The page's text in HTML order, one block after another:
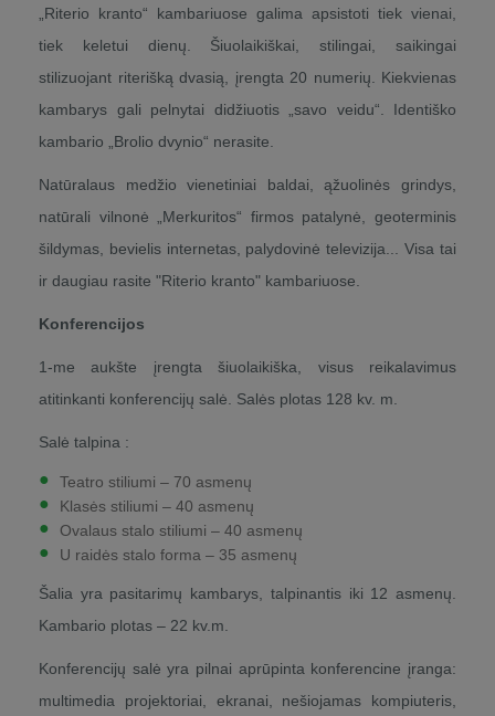
„Riterio kranto“ kambariuose galima apsistoti tiek vienai,
tiek keletui dienų. Šiuolaikiškai, stilingai, saikingai
stilizuojant riterišką dvasią, įrengta 20 numerių. Kiekvienas
kambarys gali pelnytai didžiuotis „savo veidu“. Identiško
kambario „Brolio dvynio“ nerasite.
Natūralaus medžio vienetiniai baldai, ąžuolinės grindys,
natūrali vilnonė „Merkuritos“ firmos patalynė, geoterminis
šildymas, bevielis internetas, palydovinė televizija... Visa tai
ir daugiau rasite "Riterio kranto" kambariuose.
Konferencijos
1-me aukšte įrengta šiuolaikiška, visus reikalavimus
atitinkanti konferencijų salė. Salės plotas 128 kv. m.
Salė talpina :
Teatro stiliumi – 70 asmenų
Klasės stiliumi – 40 asmenų
Ovalaus stalo stiliumi – 40 asmenų
U raidės stalo forma – 35 asmenų
Šalia yra pasitarimų kambarys, talpinantis iki 12 asmenų.
Kambario plotas – 22 kv.m.
Konferencijų salė yra pilnai aprūpinta konferencine įranga:
multimedia projektoriai, ekranai, nešiojamas kompiuteris,